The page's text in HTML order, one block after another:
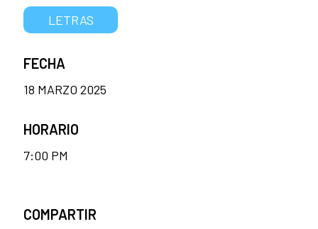
LETRAS
FECHA
18 MARZO 2025
HORARIO
7:00 PM
COMPARTIR